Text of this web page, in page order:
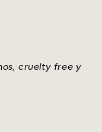
cruelty free y